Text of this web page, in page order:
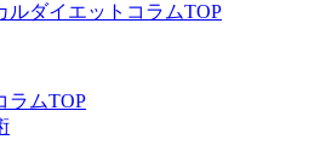
ルダイエットコラムTOP
ラムTOP